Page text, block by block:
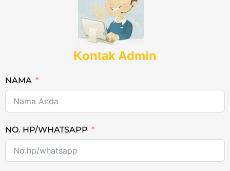
Kontak Admin
NAMA
NO. HP/WHATSAPP